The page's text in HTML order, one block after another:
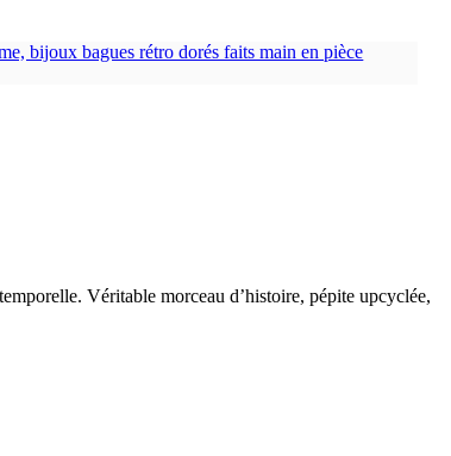
Véritable morceau d’histoire, pépite upcyclée,